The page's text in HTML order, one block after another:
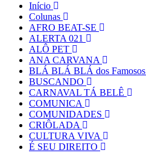
Início
Colunas
AFRO BEAT-SE
ALERTA 021
ALÔ PET
ANA CARVANA
BLÁ BLÁ BLÁ dos Famosos
BUSCANDO
CARNAVAL TÁ BELÊ
COMUNICA
COMUNIDADES
CRIÔLADA
CULTURA VIVA
É SEU DIREITO